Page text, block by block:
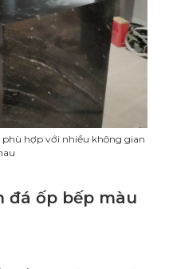
phù hợp với nhiều không gian
đá ốp bếp màu